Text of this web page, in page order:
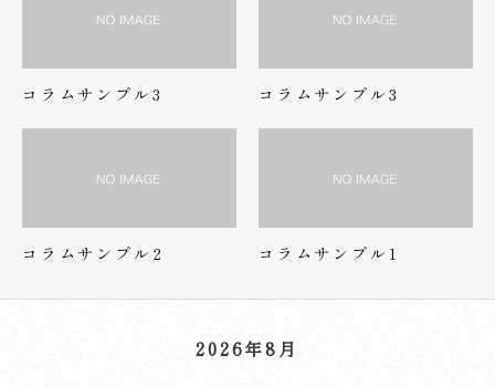
コラムサンプル3 コラムサンプル3
コラムサンプル2 コラムサンプル1
2026年8月